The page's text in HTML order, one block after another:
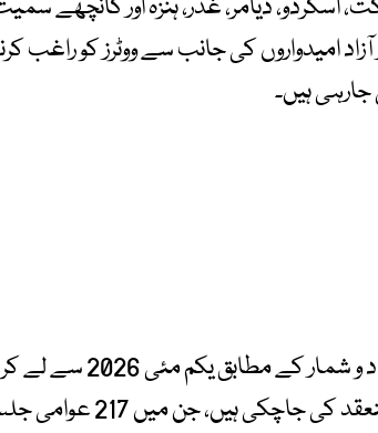
امیدواروں کی جانب سے ووٹرز کو راغب
جارہی ہیں۔